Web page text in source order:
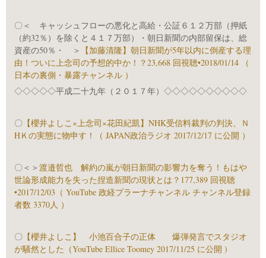
〇＜ キャッシュフローの悪化と高給・公証６１２万部（押紙
（約32％）を除くと４１７万部）・朝日新聞の内部留保は、総
資産の50％・ ＞
【加藤清隆】朝日新聞が5年以内に倒産する理
由！ついに上念司の予想的中か！？23,668 回視聴•2018/01/14 （
日本の裏側・暴露チャンネル ）
◇◇◇◇◇平成二十九年（２０１７年）◇◇◇◇◇◇◇◇◇◇
〇 【櫻井よしこ×上念司×花田紀凱】NHK受信料裁判の判決、Ｎ
HＫの実態に物申す！（ JAPAN政治ラジオ 2017/12/17 に公開 ）
〇＜＞ 渡邉哲也 解約の嵐が朝日新聞の影響力を奪う！もはや
世論形成能力を失った捏造新聞の現状とは？177,389 回視聴
•2017/12/03（ YouTube 政経プラーナチャンネル チャンネル登録
者数 3370人 ）
〇 【櫻井よしこ】 小池百合子の正体 爆弾発言でスタジオ
が騒然とした（YouTube Ellice Toomey 2017/11/25 に公開 )